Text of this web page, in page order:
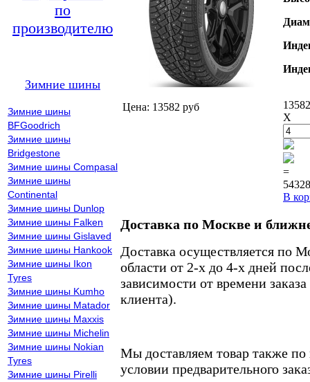
по
производителю
Зимние шины
Зимние шины
BFGoodrich
Зимние шины
Bridgestone
Зимние шины Compasal
Зимние шины
Continental
Зимние шины Dunlop
Зимние шины Falken
Зимние шины Gislaved
Зимние шины Hankook
Зимние шины Ikon
Tyres
Зимние шины Kumho
Зимние шины Matador
Зимние шины Maxxis
Зимние шины Michelin
Зимние шины Nokian
Tyres
Зимние шины Pirelli
Цена: 13582 руб
X
=
В
Доставка по Москве и
Доставка осуществляется по
области от 2-х до 4-х дней
зависимости от времени
клиента).
Мы доставляем товар также
условии предварительного